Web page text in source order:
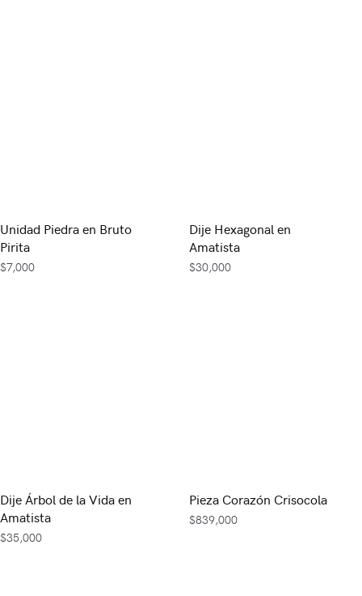
Unidad Piedra en Bruto
Pirita
$7,000
Dije Hexagonal en
Amatista
$30,000
Dije Árbol de la Vida en
Amatista
$35,000
Pieza Corazón Crisocola
$839,000